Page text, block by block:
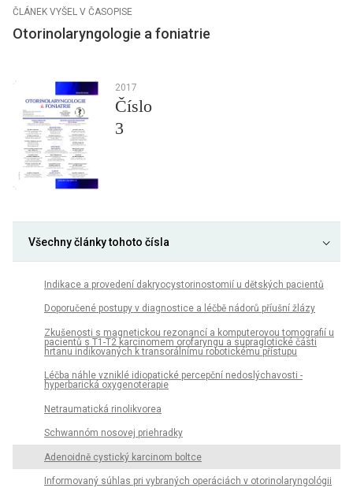
ČLÁNEK VYŠEL V ČASOPISE
Otorinolaryngologie a foniatrie
2017
Číslo
3
Všechny články tohoto čísla
Indikace a provedení dakryocystorinostomií u dětských pacientů
Doporučené postupy v diagnostice a léčbě nádorů příušní žlázy
Zkušenosti s magnetickou rezonancí a komputerovou tomografií u
pacientů s T1-T2 karcinomem orofaryngu a supraglotické části
hrtanu indikovaných k transorálnímu robotickému přístupu
Léčba náhle vzniklé idiopatické percepční nedoslýchavosti -
hyperbarická oxygenoterapie
Netraumatická rinolikvorea
Schwannóm nosovej priehradky
Adenoidně cystický karcinom boltce
Informovaný súhlas pri vybraných operáciách v otorinolaryngológii